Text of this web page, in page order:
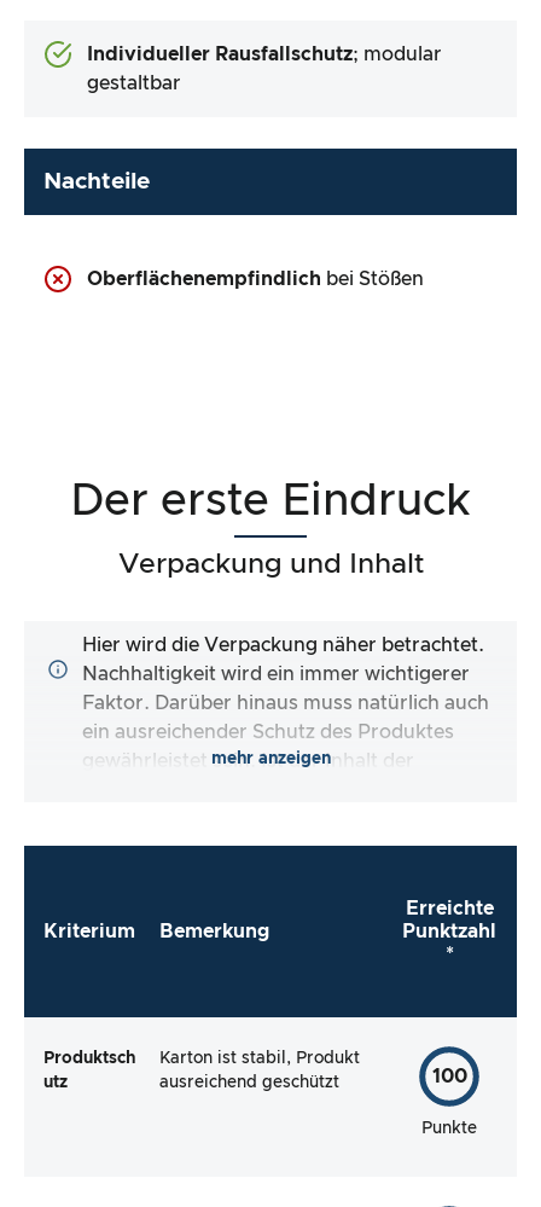
Individueller Rausfallschutz; modular
gestaltbar
Nachteile
Oberflächenempfindlich bei Stößen
Der erste Eindruck
Verpackung und Inhalt
Hier wird die Verpackung näher betrachtet.
Nachhaltigkeit wird ein immer wichtigerer
Faktor. Darüber hinaus muss natürlich auch
ein ausreichender Schutz des Produktes
gewährleistet sein. Ist der Inhalt der
direkt zu verwenden?
mehr anzeigen
Kriterium Bemerkung
Erreichte
Punktzahl
*
Produktsch
utz
Karton ist stabil, Produkt
ausreichend geschützt
100
Punkte